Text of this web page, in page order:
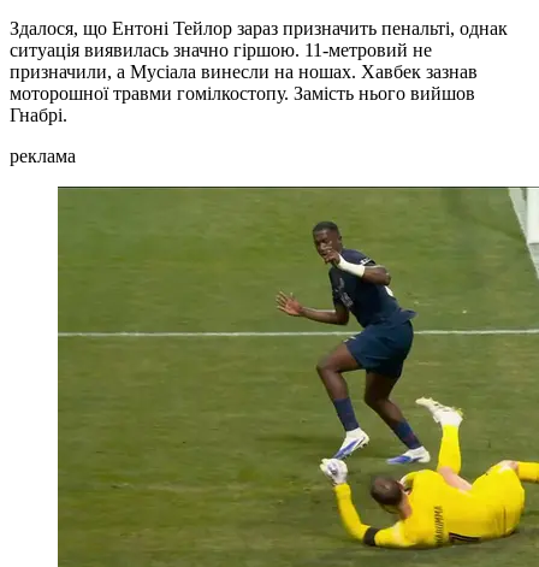
Здалося, що Ентоні Тейлор зараз призначить пенальті, однак
ситуація виявилась значно гіршою. 11-метровий не
призначили, а Мусіала винесли на ношах. Хавбек зазнав
моторошної травми гомілкостопу. Замість нього вийшов
Гнабрі.
реклама